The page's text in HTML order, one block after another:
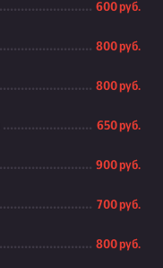
600 руб.
800 руб.
800 руб.
650 руб.
900 руб.
700 руб.
800 руб.